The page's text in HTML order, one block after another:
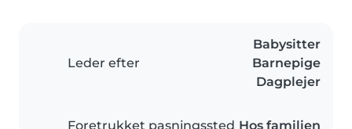
Leder efter
Babysitter
Barnepige
Dagplejer
Foretrukket pasningssted Hos familien